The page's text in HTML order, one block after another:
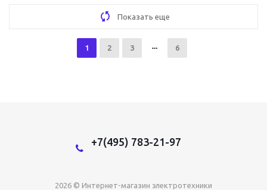
Показать еще
1 2 3 6
+7(495) 783-21-97
2026 © Интернет-магазин электротехники